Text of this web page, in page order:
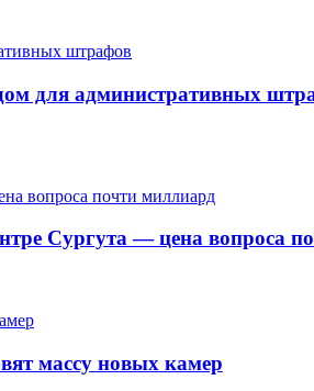
для административных
Сургута — цена вопроса
массу новых камер